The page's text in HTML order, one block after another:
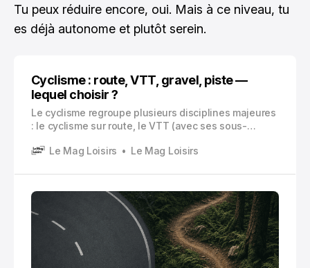
Tu peux réduire encore, oui. Mais à ce niveau, tu
es déjà autonome et plutôt serein.
Cyclisme : route, VTT, gravel, piste —
lequel choisir ?
Le cyclisme regroupe plusieurs disciplines majeures
: le cyclisme sur route, le VTT (avec ses sous-
et la descente), le gravel et la piste.
Le Mag Loisirs Le Mag Loisirs